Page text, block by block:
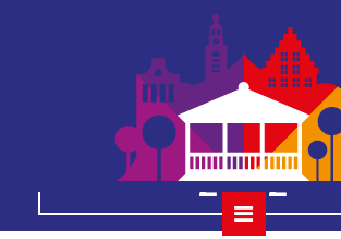
10 jazz
connection
2022